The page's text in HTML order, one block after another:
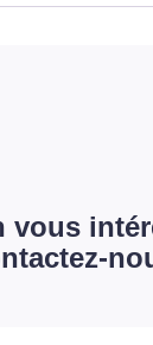
vous